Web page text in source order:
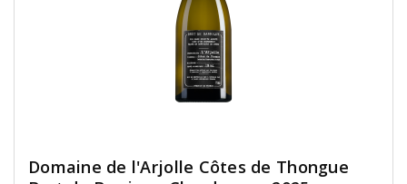
Domaine de l'Arjolle Côtes de Thongue